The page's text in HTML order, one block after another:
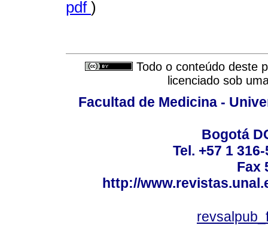
pdf )
Todo o conteúdo deste
licenciado sob
Facultad de Medicina -
Bogotá
Tel. +57 1
Fax
http://